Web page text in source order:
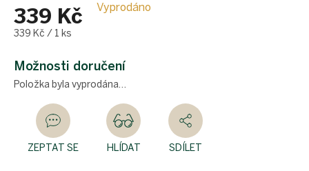
339 Kč
Měrná
339 Kč / 1 ks
Vyprodáno
Možnosti doručení
Položka byla vyprodána…
ZEPTAT SE HLÍDAT SDÍLET